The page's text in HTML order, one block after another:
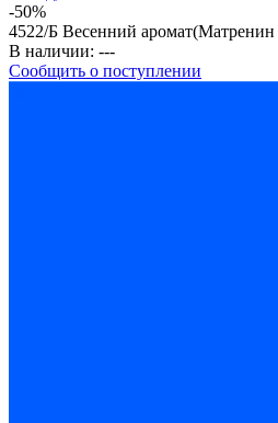
-50%
4522/Б Весенний
В наличии: ---
Сообщить о поступлении